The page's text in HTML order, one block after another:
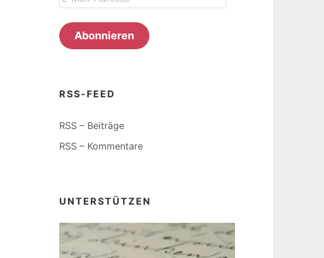
Mail-
Adresse
Abonnieren
RSS-FEED
RSS – Beiträge
RSS – Kommentare
UNTERSTÜTZEN